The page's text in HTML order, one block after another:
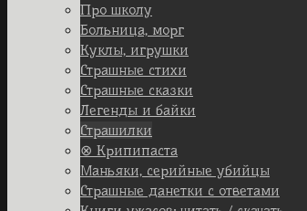
Про школу
Больница, морг
Куклы, игрушки
Страшные стихи
Страшные сказки
Легенды и байки
Страшилки
⊗ Крипипаста
Маньяки, серийные убийцы
Страшные данетки с ответами